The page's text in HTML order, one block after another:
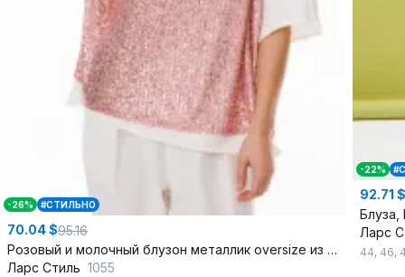
-26% #СТИЛЬНО
70.04 $95.16
Розовый и молочный блузон металлик oversize из мерцающего трикотажа
Ларс Стиль 1055
-22%
92.71 $
Ларс
44, 46,